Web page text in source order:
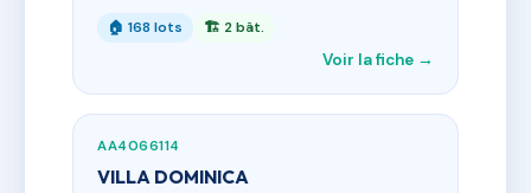
🏠 168 lots 🏗 2 bât.
Voir la fiche →
AA4066114
VILLA DOMINICA